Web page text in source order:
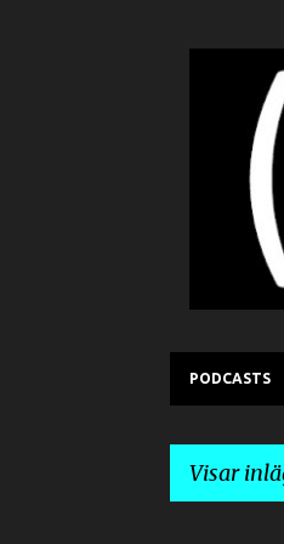
PODCASTS
Visar